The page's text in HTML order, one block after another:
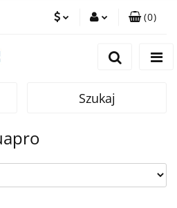
Dodaj zgłoszenie
(0)
Szukaj